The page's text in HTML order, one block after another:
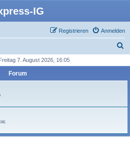
IG
Anmelden
Registrieren
h
7. August 2026, 16:05
Forum